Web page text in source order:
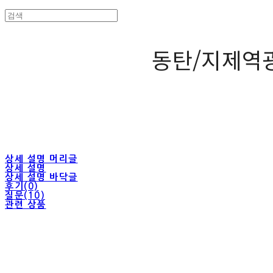
동탄/지제역
상세 설명 머리글
상세 설명
상세 설명 바닥글
후기(0)
질문(10)
관련 상품